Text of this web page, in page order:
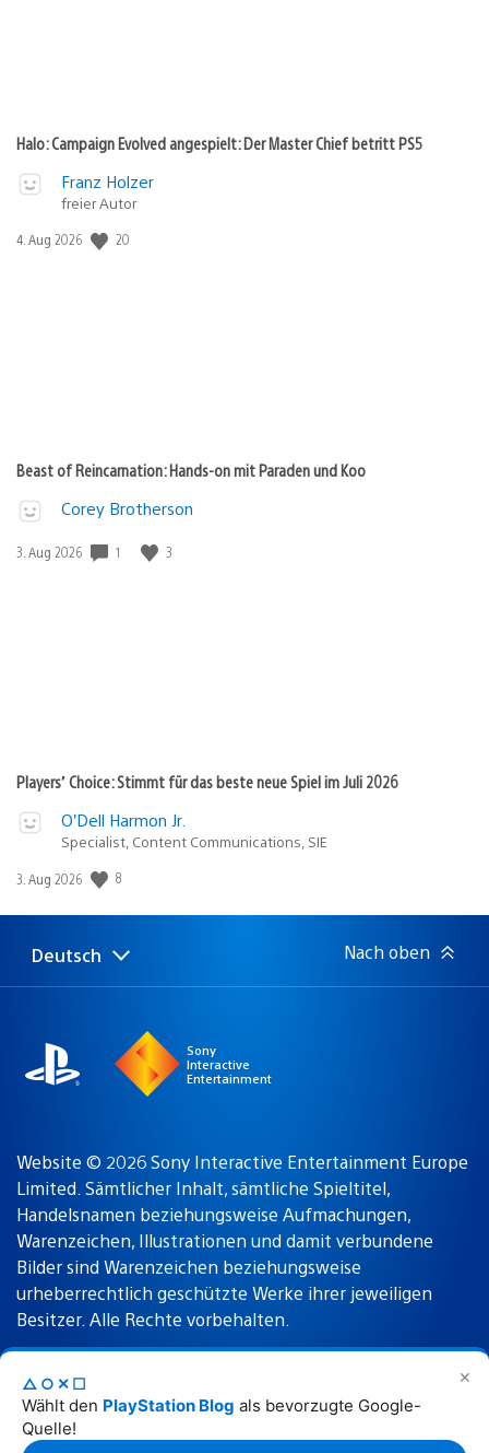
✕
△○✕☐
Wählt den PlayStation Blog als bevorzugte Google-
Quelle!
Halo: Campaign Evolved angespielt: Der Master Chief betritt PS5
Franz Holzer
freier Autor
Veröffentlichungsdatum:
4. Aug 2026 20
Beast of Reincarnation: Hands-on mit Paraden und Koo
Corey Brotherson
Veröffentlichungsdatum:
3. Aug 2026 1 3
Players’ Choice: Stimmt für das beste neue Spiel im Juli 2026
O’Dell Harmon Jr.
Specialist, Content Communications, SIE
Veröffentlichungsdatum:
3. Aug 2026 8
Select
a
Aktuelle
Region:
Deutsch Nach oben
Sony
Interactive
Entertainment
Website © 2026 Sony Interactive Entertainment Europe
Limited. Sämtlicher Inhalt, sämtliche Spieltitel,
Handelsnamen beziehungsweise Aufmachungen,
Warenzeichen, Illustrationen und damit verbundene
Bilder sind Warenzeichen beziehungsweise
urheberrechtlich geschützte Werke ihrer jeweiligen
Besitzer. Alle Rechte vorbehalten.
Nutzungsbedingungen Datenschutzrichtlinie
Rechtliche Hinweise